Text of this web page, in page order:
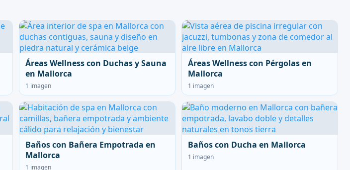
Áreas Wellness con Duchas y Sauna
en Mallorca
1 imagen
Áreas Wellness con Pérgolas en
Mallorca
1 imagen
Baños con Bañera Empotrada en
Mallorca
1 imagen
Baños con Ducha en Mallorca
1 imagen